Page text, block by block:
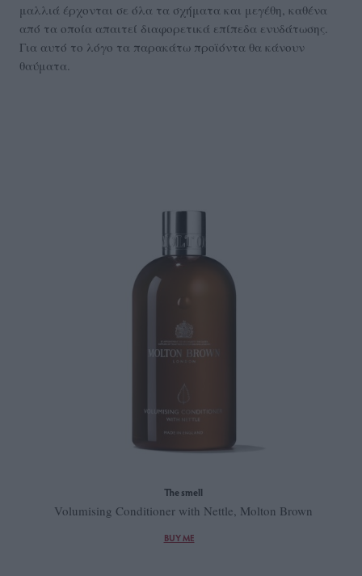
μαλλιά έρχονται σε όλα τα σχήματα και μεγέθη, καθένα
από τα οποία απαιτεί διαφορετικά επίπεδα ενυδάτωσης.
Για αυτό το λόγο τα παρακάτω προϊόντα θα κάνουν
θαύματα.
The smell
Volumising Conditioner with Nettle, Molton Brown
BUY ME